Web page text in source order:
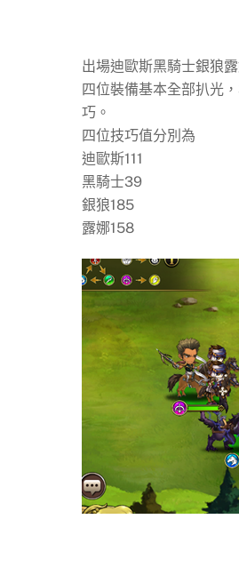
出場迪歐斯黑騎士銀狼
四位裝備基本全部扒光
巧。
四位技巧值分別為
迪歐斯111
黑騎士39
銀狼185
露娜158